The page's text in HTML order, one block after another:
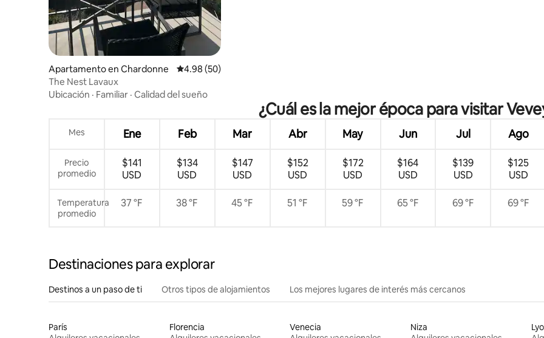
Apartamento en Chardonne Calificación promedio: 4.98 de 5, 50 reseñas
4.98 (50)
The Nest Lavaux
Ubicación · Familiar · Calidad del sueño
¿Cuál es la mejor época para visitar
Mes Ene Feb Mar Abr May Jun Jul Ago
Precio
promedio
$141
USD
$134
USD
$147
USD
$152
USD
$172
USD
$164
USD
$139
USD
$125
USD
Temperatura
promedio
37 °F 38 °F 45 °F 51 °F 59 °F 65 °F 69 °F 69 °F
Destinaciones para explorar
Destinos a un paso de ti Otros tipos de alojamientos Los mejores lugares de interés más cercanos
París
Florencia
Venecia
Niza